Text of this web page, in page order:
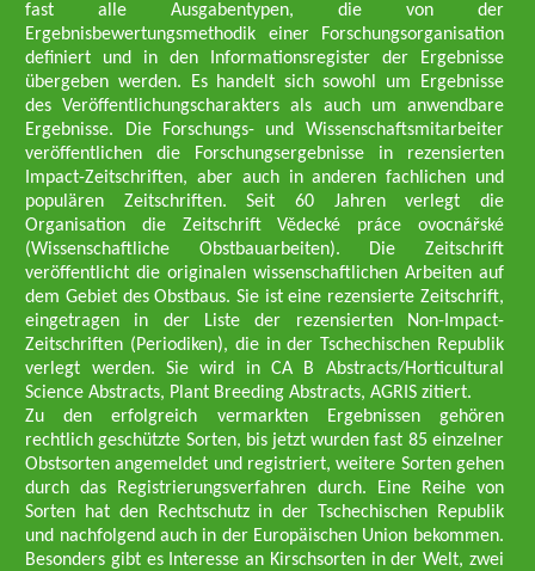
fast alle Ausgabentypen, die von der
Ergebnisbewertungsmethodik einer Forschungsorganisation
definiert und in den Informationsregister der Ergebnisse
übergeben werden. Es handelt sich sowohl um Ergebnisse
des Veröffentlichungscharakters als auch um anwendbare
Ergebnisse. Die Forschungs- und Wissenschaftsmitarbeiter
veröffentlichen die Forschungsergebnisse in rezensierten
Impact-Zeitschriften, aber auch in anderen fachlichen und
populären Zeitschriften. Seit 60 Jahren verlegt die
Organisation die Zeitschrift Vědecké práce ovocnářské
(Wissenschaftliche Obstbauarbeiten). Die Zeitschrift
veröffentlicht die originalen wissenschaftlichen Arbeiten auf
dem Gebiet des Obstbaus. Sie ist eine rezensierte Zeitschrift,
eingetragen in der Liste der rezensierten Non-Impact-
Zeitschriften (Periodiken), die in der Tschechischen Republik
verlegt werden. Sie wird in CA B Abstracts/Horticultural
Science Abstracts, Plant Breeding Abstracts, AGRIS zitiert.
Zu den erfolgreich vermarkten Ergebnissen gehören
rechtlich geschützte Sorten, bis jetzt wurden fast 85 einzelner
Obstsorten angemeldet und registriert, weitere Sorten gehen
durch das Registrierungsverfahren durch. Eine Reihe von
Sorten hat den Rechtschutz in der Tschechischen Republik
und nachfolgend auch in der Europäischen Union bekommen.
Besonders gibt es Interesse an Kirschsorten in der Welt, zwei